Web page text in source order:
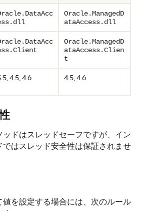
Oracle.ManagedD
ataAccess.dll
Oracle.ManagedD
ataAccess.Clien
t
4.5, 4.6 4.5, 4.6
ドはスレッドセーフですが、イン
ではスレッド安全性は保証されませ
を設定する場合には、次のルール